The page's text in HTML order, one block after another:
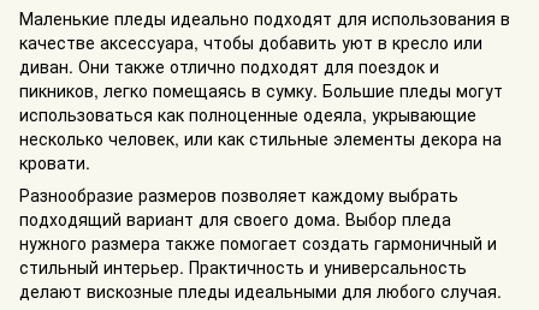
Маленькие пледы идеально подходят для использования в
качестве аксессуара, чтобы добавить уют в кресло или
диван. Они также отлично подходят для поездок и
пикников, легко помещаясь в сумку. Большие пледы могут
использоваться как полноценные одеяла, укрывающие
несколько человек, или как стильные элементы декора на
кровати.
Разнообразие размеров позволяет каждому выбрать
подходящий вариант для своего дома. Выбор пледа
нужного размера также помогает создать гармоничный и
стильный интерьер. Практичность и универсальность
делают вискозные пледы идеальными для любого случая.